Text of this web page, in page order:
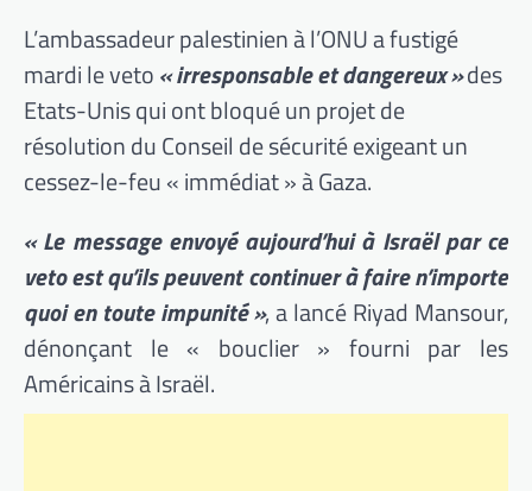
L’ambassadeur palestinien à l’ONU a fustigé
mardi le veto« irresponsable et dangereux »des
Etats-Unis qui ont bloqué un projet de
résolution du Conseil de sécurité exigeant un
cessez-le-feu « immédiat » à Gaza.
« Le message envoyé aujourd’hui à Israël par ce
veto est qu’ils peuvent continuer à faire n’importe
quoi en toute impunité », a lancé Riyad Mansour,
dénonçant le « bouclier » fourni par les
Américains à Israël.